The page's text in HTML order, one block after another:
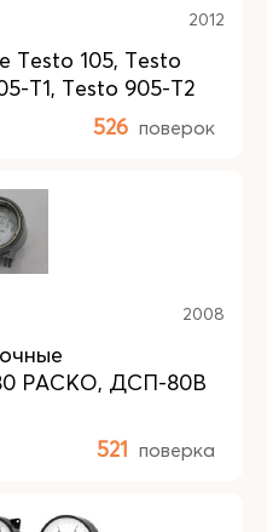
2012
Testo 105, Testo
T1, Тesto 905-T2
526 поверок
2008
РАСКО, ДСП-80В
521 поверка